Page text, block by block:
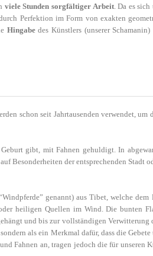
viele Stunden sorgfältiger Arbeit. Da es sich
Perfektion im Form von exakten
Hingabedes Künstlers (unserer
schon seit Jahrtausenden verwendet,
gibt, mit Fahnen gehuldigt. In
Besonderheiten der entsprechenden Stadt
genannt) aus Tibet, welche
heiligen Quellen im Wind. Die bunten
und bis zur vollständigen Verwitterung
als ein Merkmal dafür, dass die
Fahnen an, tragen jedoch die für unseren